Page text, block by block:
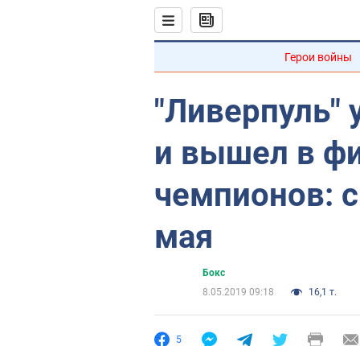
Герои войны
"Ливерпуль"
и вышел в
чемпионов:
мая
Бокс
8.05.2019 09:18
16,1 т.
5